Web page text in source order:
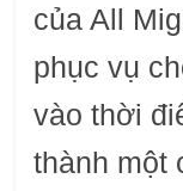
của All
phục vụ
vào thời
thành một